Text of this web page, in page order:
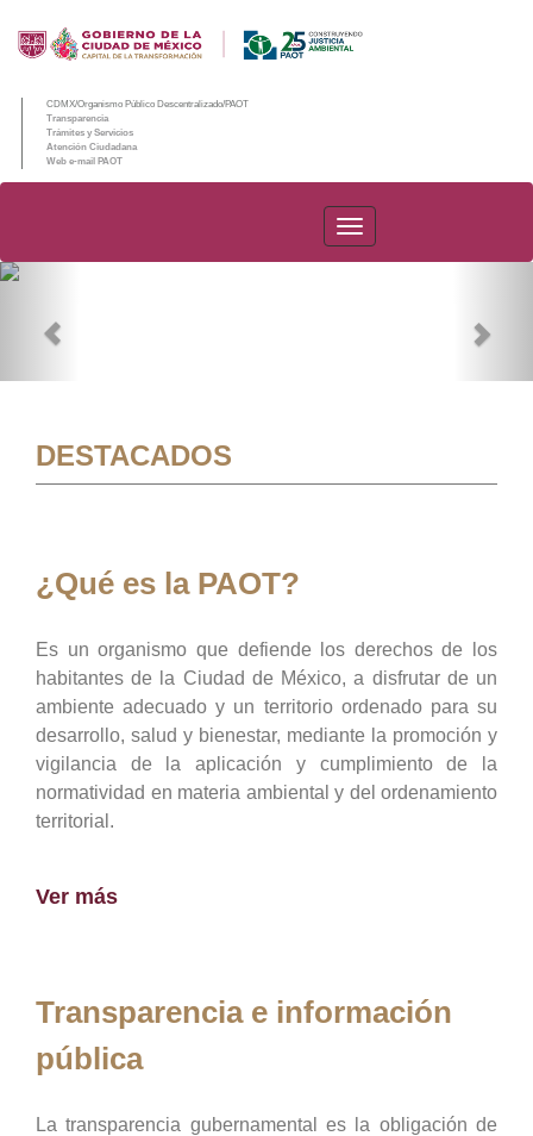
CDMX/Organismo Público Descentralizado/PAOT
Transparencia
Trámites y Servicios
Atención Ciudadana
Web e-mail PAOT
PAOT
DESTACADOS
¿Qué es la PAOT?
Es un organismo que defiende los derechos de los
habitantes de la Ciudad de México, a disfrutar de un
ambiente adecuado y un territorio ordenado para su
desarrollo, salud y bienestar, mediante la promoción y
vigilancia de la aplicación y cumplimiento de la
normatividad en materia ambiental y del ordenamiento
territorial.
Ver más
Transparencia e información
pública
La transparencia gubernamental es la obligación de